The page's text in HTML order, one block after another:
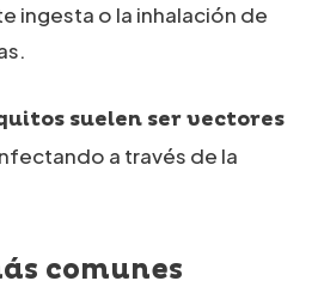
ingesta o la inhalación de
suelen ser vectores
a través de la
comunes